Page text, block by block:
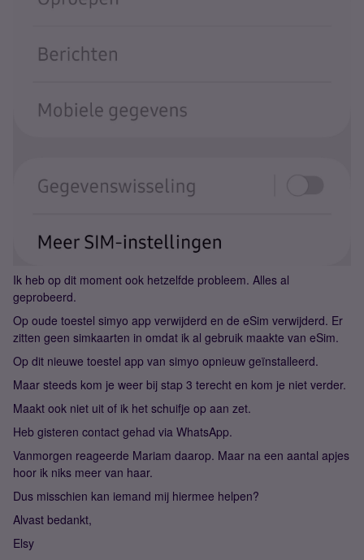
Ik heb op dit moment ook hetzelfde probleem. Alles al
geprobeerd.
Op oude toestel simyo app verwijderd en de eSim verwijderd. Er
zitten geen simkaarten in omdat ik al gebruik maakte van eSim.
Op dit nieuwe toestel app van simyo opnieuw geïnstalleerd.
Maar steeds kom je weer bij stap 3 terecht en kom je niet verder.
Maakt ook niet uit of ik het schuifje op aan zet.
Heb gisteren contact gehad via WhatsApp.
Vanmorgen reageerde Mariam daarop. Maar na een aantal apjes
hoor ik niks meer van haar.
Dus misschien kan iemand mij hiermee helpen?
Alvast bedankt,
Elsy